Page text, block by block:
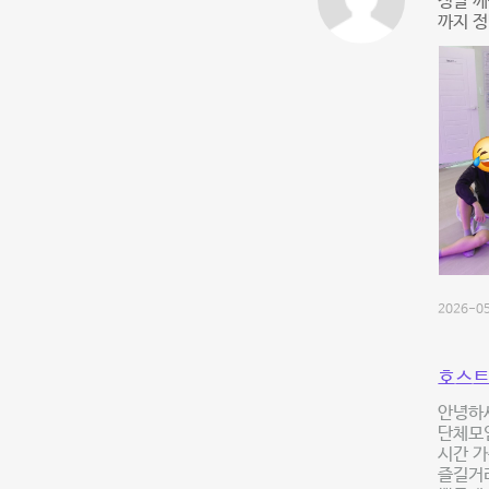
까지
2026-
호스
안녕하
단체
시간
즐길거